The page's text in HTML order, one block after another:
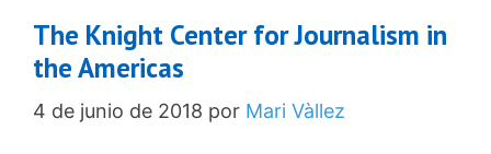
The Knight Center for Journalism in
the Americas
4 de junio de 2018 por Mari Vàllez